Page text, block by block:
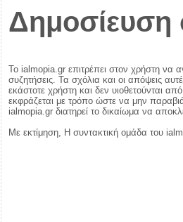
Δημοσίευση
Το ialmopia.gr επιτρέπει στον χρήστη να
συζητήσεις. Τα σχόλια και οι απόψεις
εκάστοτε χρήστη και δεν υιοθετούνται
εκφράζεται με τρόπο ώστε να μην
ialmopia.gr διατηρεί το δικαίωμα να
Με εκτίμηση, Η συντακτική ομάδα του